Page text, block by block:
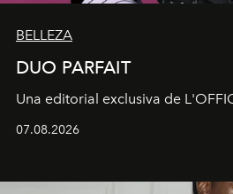
BELLEZA
DUO PARFAIT
Una editorial exclusiva de
07.08.2026